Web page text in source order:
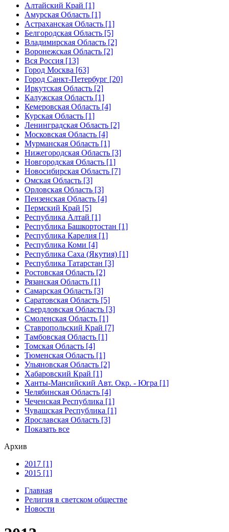
Алтайский Край [1]
Амурская Область [1]
Астраханская Область [1]
Белгородская Область [5]
Владимирская Область [2]
Воронежская Область [2]
Вся Россия [13]
Город Москва [63]
Город Санкт-Петербург [20]
Иркутская Область [2]
Калужская Область [1]
Кемеровская Область [4]
Курская Область [1]
Ленинградская Область [2]
Московская Область [4]
Мурманская Область [1]
Нижегородская Область [3]
Новгородская Область [1]
Новосибирская Область [7]
Омская Область [3]
Орловская Область [3]
Пензенская Область [4]
Пермский Край [5]
Республика Алтай [1]
Республика Башкортостан [1]
Республика Карелия [1]
Республика Коми [4]
Республика Саха (Якутия) [1]
Республика Татарстан [3]
Ростовская Область [2]
Рязанская Область [1]
Самарская Область [3]
Саратовская Область [5]
Свердловская Область [3]
Смоленская Область [1]
Ставропольский Край [7]
Тамбовская Область [1]
Томская Область [4]
Тюменская Область [1]
Ульяновская Область [2]
Хабаровский Край [1]
Ханты-Мансийский Авт. Окр. - Югра [1]
Челябинская Область [4]
Чеченская Республика [1]
Чувашская Республика [1]
Ярославская Область [3]
Показать все
Архив
2017 [1]
2015 [1]
Главная
Религия в светском обществе
Новости